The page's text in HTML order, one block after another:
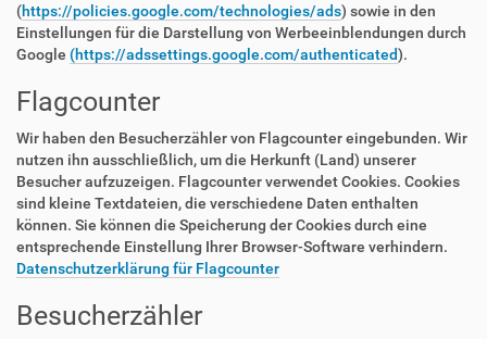
(https://policies.google.com/technologies/ads) sowie in den
Einstellungen für die Darstellung von Werbeeinblendungen durch
Google (https://adssettings.google.com/authenticated).
Flagcounter
Wir haben den Besucherzähler von Flagcounter eingebunden. Wir
nutzen ihn ausschließlich, um die Herkunft (Land) unserer
Besucher aufzuzeigen. Flagcounter verwendet Cookies. Cookies
sind kleine Textdateien, die verschiedene Daten enthalten
können. Sie können die Speicherung der Cookies durch eine
entsprechende Einstellung Ihrer Browser-Software verhindern.
Datenschutzerklärung für Flagcounter
Besucherzähler